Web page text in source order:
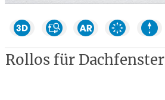
Rollos für Dachfenster